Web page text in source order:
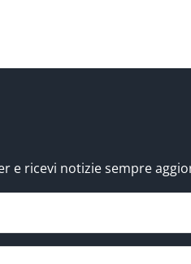
e ricevi notizie sempre